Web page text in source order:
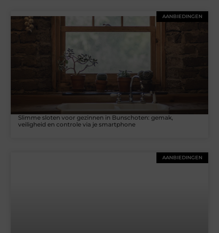
AANBIEDINGEN
Slimme sloten voor gezinnen in Bunschoten: gemak,
veiligheid en controle via je smartphone
AANBIEDINGEN